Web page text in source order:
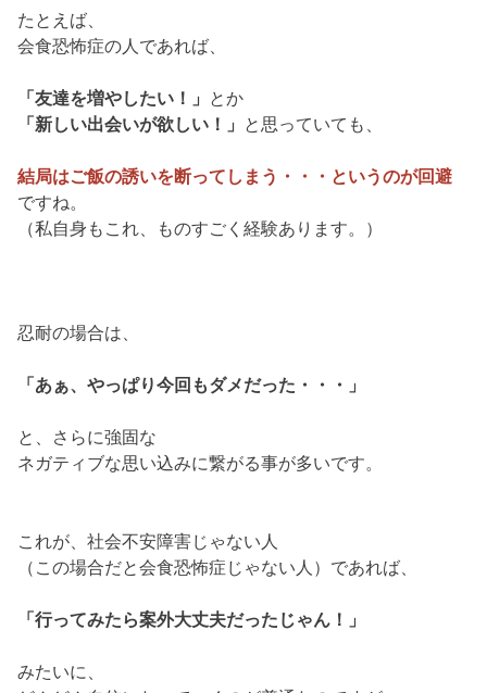
たとえば、
会食恐怖症の人であれば、
「友達を増やしたい！」 とか
「新しい出会いが欲しい！」 と思っていても、
結局はご飯の誘いを断ってしまう・・・というのが回避
ですね。
（私自身もこれ、ものすごく経験あります。）
忍耐の場合は、
「あぁ、やっぱり今回もダメだった・・・」
と、さらに強固な
ネガティブな思い込みに繋がる事が多いです。
これが、社会不安障害じゃない人
（この場合だと会食恐怖症じゃない人）であれば、
「行ってみたら案外大丈夫だったじゃん！」
みたいに、